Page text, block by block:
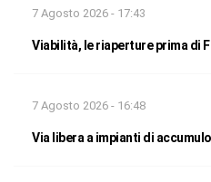
7 Agosto 2026 - 17:43
Viabilità, le riaperture prima di
7 Agosto 2026 - 16:48
Via libera a impianti di